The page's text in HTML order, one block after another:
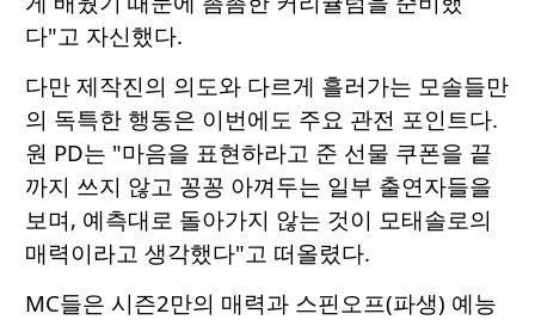
다"고 자신했다.
다만 제작진의 의도와 다르게 흘러가는 모솔들만
의 독특한 행동은 이번에도 주요 관전 포인트다.
원 PD는 "마음을 표현하라고 준 선물 쿠폰을 끝
까지 쓰지 않고 꽁꽁 아껴두는 일부 출연자들을
보며, 예측대로 돌아가지 않는 것이 모태솔로의
매력이라고 생각했다"고 떠올렸다.
MC들은 시즌2만의 매력과 스핀오프(파생) 예능